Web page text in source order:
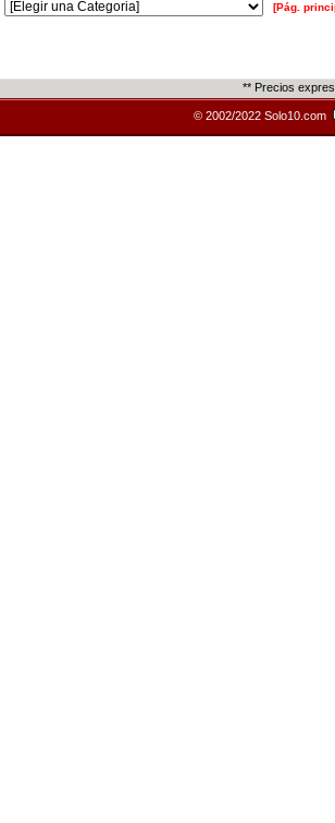
[Pág.
** Precios
© 2002/2022 Solo10.com